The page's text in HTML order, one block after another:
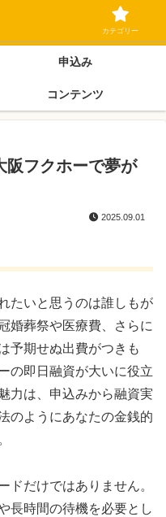
フリーローン 在籍確認なしの街
ください
申込み
コンテンツ
阪フクホーで夢が
2025.09.01
たいと思うのは誰しもが
婚葬祭や医療費、さらに
予期せぬ出費がつきも
の即日融資が大いに役立
力は、申込みから融資実
のようにあなたの金銭的
ドだけではありません。
長時間の待機を必要とし
カテゴリー